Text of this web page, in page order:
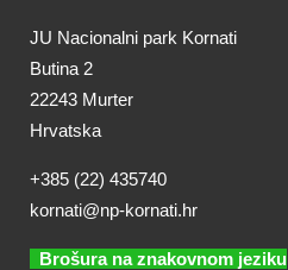
JU Nacionalni park Kornati
Butina 2
22243 Murter
Hrvatska
+385 (22) 435740
kornati@np-kornati.hr
Brošura na znakovnom jeziku